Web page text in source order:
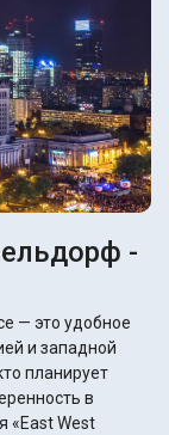
-
— это удобное
и западной
планирует
в
«East West